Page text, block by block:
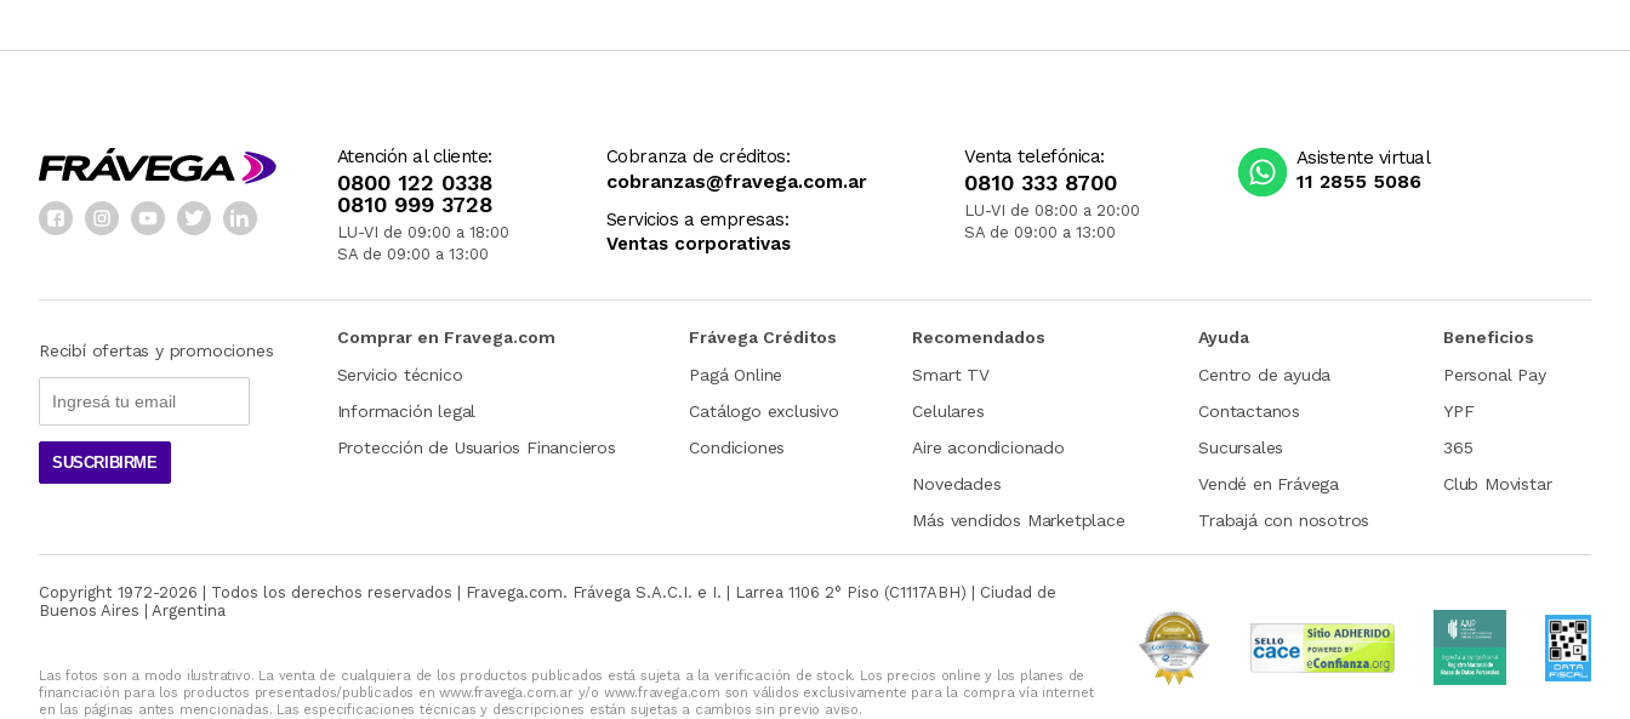
Atención al cliente:
0800 122 0338
0810 999 3728
LU-VI de 09:00 a 18:00
SA de 09:00 a 13:00
Cobranza de créditos:
cobranzas@fravega.com.ar
Servicios a empresas:
Ventas corporativas
Venta telefónica:
0810 333 8700
LU-VI de 08:00 a 20:00
SA de 09:00 a 13:00
Asistente virtual
11 2855 5086
Recibí ofertas y promociones
SUSCRIBIRME
Comprar en Fravega.com
Servicio técnico
Información legal
Protección de Usuarios Financieros
Frávega Créditos
Pagá Online
Catálogo exclusivo
Condiciones
Recomendados
Smart TV
Celulares
Aire acondicionado
Novedades
Más vendidos Marketplace
Ayuda
Centro de ayuda
Contactanos
Sucursales
Vendé en Frávega
Trabajá con nosotros
Beneficios
Personal Pay
YPF
365
Club Movistar
Copyright 1972-2026 | Todos los derechos reservados | Fravega.com. Frávega S.A.C.I. e I. | Larrea 1106 2° Piso (C1117ABH) | Ciudad de
Buenos Aires | Argentina
Las fotos son a modo ilustrativo. La venta de cualquiera de los productos publicados está sujeta a la verificación de stock. Los precios online y los planes de
financiación para los productos presentados/publicados en www.fravega.com.ar y/o www.fravega.com son válidos exclusivamente para la compra vía internet
en las páginas antes mencionadas. Las especificaciones técnicas y descripciones están sujetas a cambios sin previo aviso.